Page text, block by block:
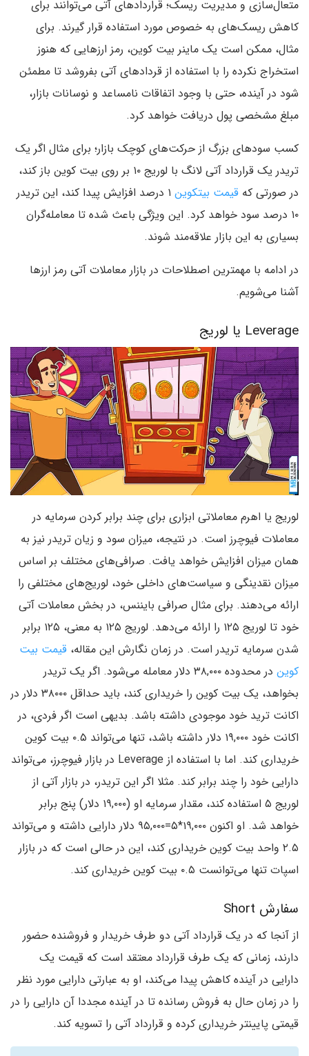
متعال‌سازی و مدیریت ریسک؛ قراردادهای آتی می‌توانند برای
کاهش ریسک‌های به خصوص مورد استفاده قرار گیرند. برای
مثال، ممکن است یک ماینر بیت کوین، رمز ارزهایی که هنوز
استخراج نکرده را با استفاده از قردادهای آتی بفروشد تا مطمئن
شود در آینده، حتی با وجود اتفاقات نامساعد و نوسانات بازار،
مبلغ مشخصی پول دریافت خواهد کرد.
کسب سودهای بزرگ از حرکت‌های کوچک بازار؛ برای مثال اگر یک
تریدر یک قرارداد آتی لانگ با لوریج ۱۰ بر روی بیت کوین باز کند،
در صورتی که قیمت بیتکوین
۱ درصد افزایش پیدا کند، این تریدر
۱۰ درصد سود خواهد کرد. این ویژگی باعث شده تا معامله‌گران
بسیاری به این بازار علاقه‌مند شوند.
در ادامه با مهمترین اصطلاحات در بازار معاملات آتی رمز ارزها
آشنا می‌شویم.
Leverage یا لوریج
لوریج یا اهرم معاملاتی ابزاری برای چند برابر کردن سرمایه در
معاملات فیوچرز است. در نتیجه، میزان سود و زیان تریدر نیز به
همان میزان افزایش خواهد یافت. صرافی‌های مختلف بر اساس
میزان نقدینگی و سیاست‌های داخلی خود، لوریج‌های مختلفی را
ارائه می‌دهند. برای مثال صرافی بایننس، در بخش معاملات آتی
خود تا لوریج ۱۲۵ را ارائه می‌دهد. لوریج ۱۲۵ به معنی، ۱۲۵ برابر
شدن سرمایه تریدر است. در زمان نگارش این مقاله، قیمت بیت
کوین
در محدوده ۳۸,۰۰۰ دلار معامله می‌شود. اگر یک تریدر
بخواهد، یک بیت کوین را خریداری کند، باید حداقل ۳۸۰۰۰ دلار در
اکانت ترید خود موجودی داشته باشد. بدیهی است اگر فردی، در
اکانت خود ۱۹,۰۰۰ دلار داشته باشد، تنها می‌تواند ۰.۵ بیت کوین
خریداری کند. اما با استفاده از Leverage در بازار فیوچرز، می‌تواند
دارایی خود را چند برابر کند. مثلا اگر این تریدر، در بازار آتی از
لوریج ۵ استفاده کند، مقدار سرمایه او (۱۹,۰۰۰ دلار) پنج برابر
خواهد شد. او اکنون ۱۹,۰۰۰*۵=۹۵,۰۰۰ دلار دارایی داشته و می‌تواند
۲.۵ واحد بیت کوین خریداری کند، این در حالی است که در بازار
اسپات تنها می‌توانست ۰.۵ بیت کوین خریداری کند.
سفارش Short
از آنجا که در یک قرارداد آتی دو طرف خریدار و فروشنده حضور
دارند، زمانی که یک طرف قرارداد معتقد است که قیمت یک
دارایی در آینده کاهش پیدا می‌کند، او به عبارتی دارایی مورد نظر
را در زمان حال به فروش رسانده تا در آینده مجددا آن دارایی را در
قیمتی پایینتر خریداری کرده و قرارداد آتی را تسویه کند.